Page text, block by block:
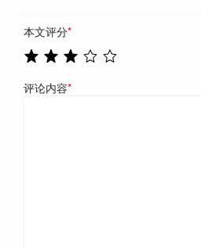
本文评分*
评论内容*